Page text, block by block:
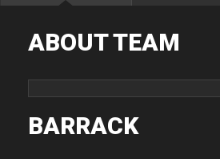
ABOUT TEAM
BARRACK